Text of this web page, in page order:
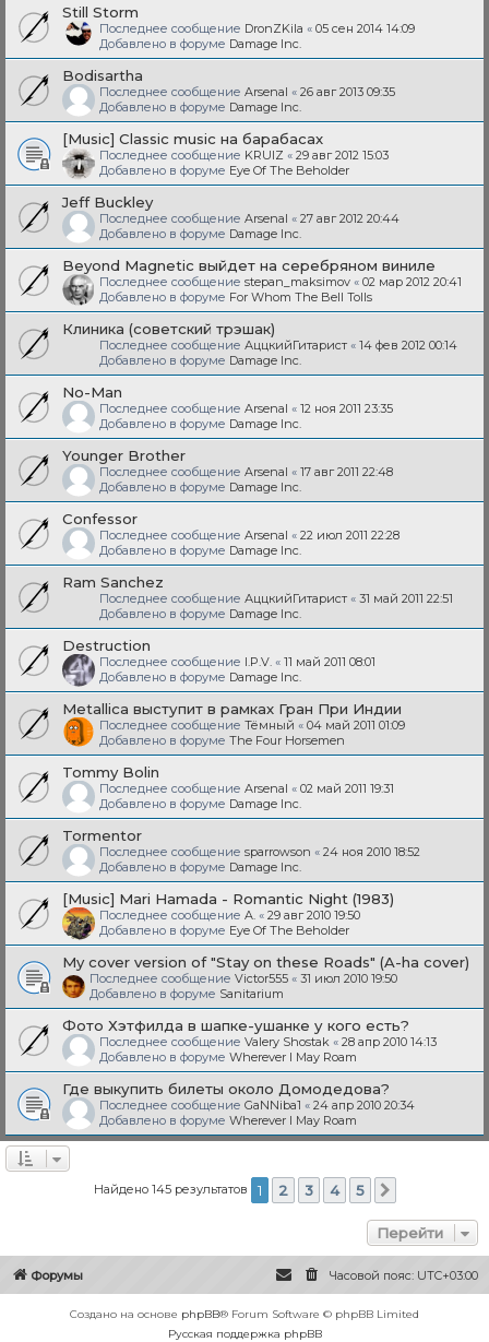
Still Storm
Последнее сообщение DronZKila « 05 сен 2014 14:09
Добавлено в форуме Damage Inc.
Bodisartha
Последнее сообщение Arsenal « 26 авг 2013 09:35
Добавлено в форуме Damage Inc.
[Music] Classic music на барабасах
Последнее сообщение KRUIZ « 29 авг 2012 15:03
Добавлено в форуме Eye Of The Beholder
Jeff Buckley
Последнее сообщение Arsenal « 27 авг 2012 20:44
Добавлено в форуме Damage Inc.
Beyond Magnetic выйдет на серебряном виниле
Последнее сообщение stepan_maksimov « 02 мар 2012 20:41
Добавлено в форуме For Whom The Bell Tolls
Клиника (советский трэшак)
Последнее сообщение АццкийГитарист « 14 фев 2012 00:14
Добавлено в форуме Damage Inc.
No-Man
Последнее сообщение Arsenal « 12 ноя 2011 23:35
Добавлено в форуме Damage Inc.
Younger Brother
Последнее сообщение Arsenal « 17 авг 2011 22:48
Добавлено в форуме Damage Inc.
Confessor
Последнее сообщение Arsenal « 22 июл 2011 22:28
Добавлено в форуме Damage Inc.
Ram Sanchez
Последнее сообщение АццкийГитарист « 31 май 2011 22:51
Добавлено в форуме Damage Inc.
Destruction
Последнее сообщение I.P.V. « 11 май 2011 08:01
Добавлено в форуме Damage Inc.
Metallica выступит в рамках Гран При Индии
Последнее сообщение Тёмный « 04 май 2011 01:09
Добавлено в форуме The Four Horsemen
Tommy Bolin
Последнее сообщение Arsenal « 02 май 2011 19:31
Добавлено в форуме Damage Inc.
Tormentor
Последнее сообщение sparrowson « 24 ноя 2010 18:52
Добавлено в форуме Damage Inc.
[Music] Mari Hamada - Romantic Night (1983)
Последнее сообщение A. « 29 авг 2010 19:50
Добавлено в форуме Eye Of The Beholder
My cover version of "Stay on these Roads" (A-ha cover)
Последнее сообщение Victor555 « 31 июл 2010 19:50
Добавлено в форуме Sanitarium
Фото Хэтфилда в шапке-ушанке у кого есть?
Последнее сообщение Valery Shostak « 28 апр 2010 14:13
Добавлено в форуме Wherever I May Roam
Где выкупить билеты около Домодедова?
Последнее сообщение GaNNiba1 « 24 апр 2010 20:34
Добавлено в форуме Wherever I May Roam
Найдено 145 результатов 1 2 3 4 5
Перейти
Форумы Часовой пояс: UTC+03:00
Создано на основе phpBB® Forum Software © phpBB Limited
Русская поддержка phpBB